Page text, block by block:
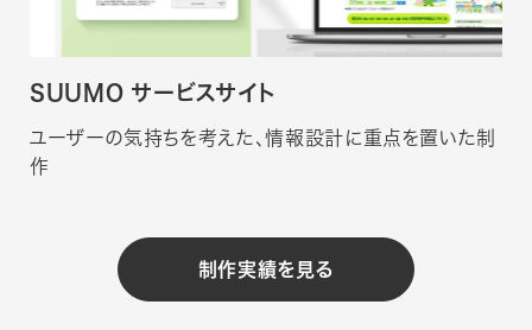
SUUMO サービスサイト
ユーザーの気持ちを考えた、情報設計に重点を置いた制
作
制作実績を見る